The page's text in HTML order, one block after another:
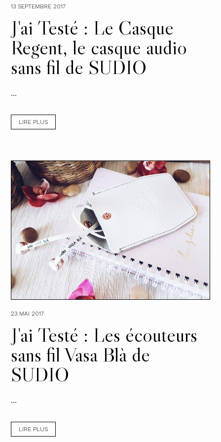
13 SEPTEMBRE 2017
J'ai Testé : Le Casque
Regent, le casque audio
sans fil de SUDIO
...
LIRE PLUS
23 MAI 2017
J'ai Testé : Les écouteurs
sans fil Vasa Blà de
SUDIO
...
LIRE PLUS